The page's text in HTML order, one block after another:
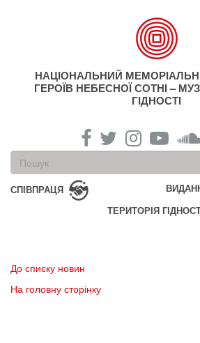
НАЦІОНАЛЬНИЙ
ГЕРОЇВ НЕБЕСНОЇ СОТНІ –
ГІДНОСТІ
Пошукова
форма
Пошук
СПІВПРАЦЯ
ТЕРИТОРІЯ
До списку новин
На головну сторінку